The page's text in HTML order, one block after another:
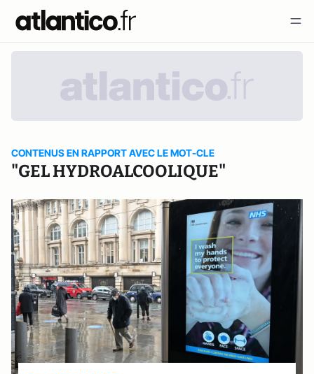
CONTENUS EN RAPPORT AVEC LE MOT-CLE
"GEL HYDROALCOOLIQUE"